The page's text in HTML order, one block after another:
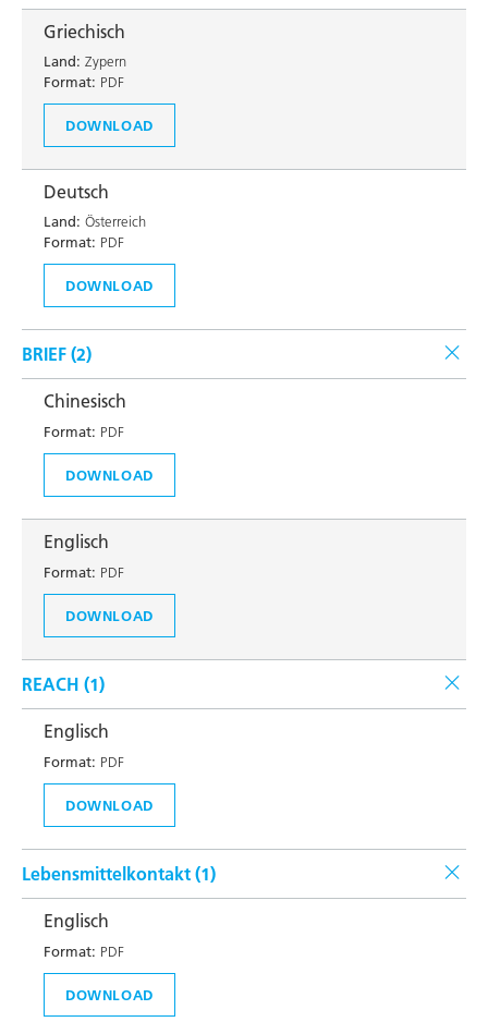
Griechisch
Land: Zypern
Format: PDF
DOWNLOAD
Deutsch
Land: Österreich
Format: PDF
DOWNLOAD
BRIEF (2)
Chinesisch
Format: PDF
DOWNLOAD
Englisch
Format: PDF
DOWNLOAD
REACH (1)
Englisch
Format: PDF
DOWNLOAD
Lebensmittelkontakt (1)
Englisch
Format: PDF
DOWNLOAD